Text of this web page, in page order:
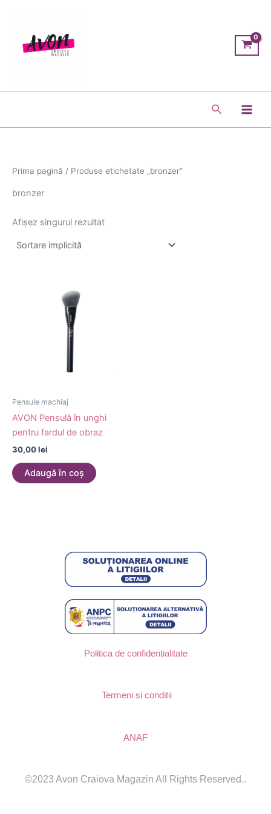
Search
Prima pagină / Produse etichetate „bronzer”
bronzer
Afișez singurul rezultat
Pensule machiaj
AVON Pensulă în unghi
pentru fardul de obraz
30,00lei
Adaugă în coș
Politica de confidentialitate
Termeni si conditii
ANAF
©2023 Avon Craiova Magazin All Rights Reserved..